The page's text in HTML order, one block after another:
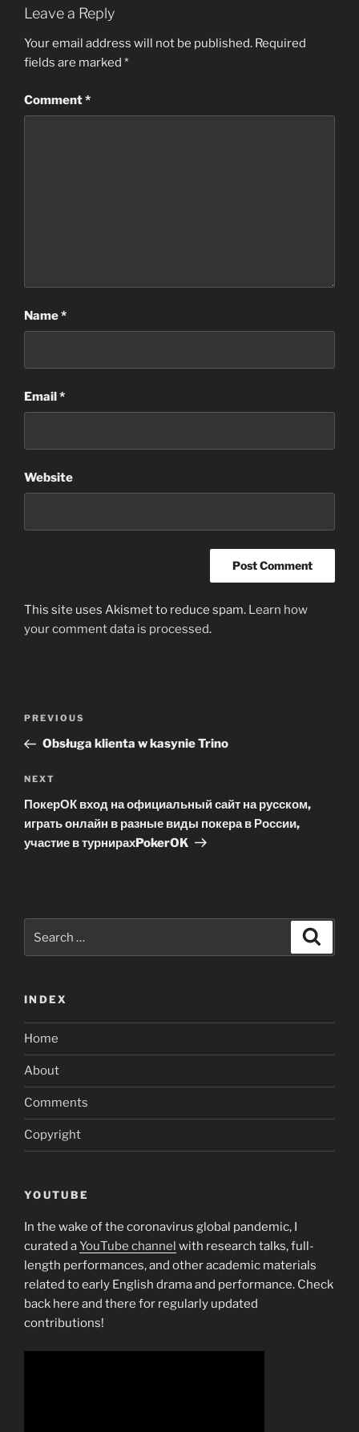
Leave a Reply
Your email address will not be published. Required
fields are marked *
Comment*
Name*
Email*
Website
This site uses Akismet to reduce spam. Learn how
your comment data is processed.
Previous
Post
PREVIOUS
Obsługa klienta w kasynie Trino
Next
Post
NEXT
ПокерОК вход на официальный сайт на русском,
играть онлайн в разные виды покера в России,
участие в турнирахPokerOK
for:
INDEX
Home
About
Comments
Copyright
YOUTUBE
In the wake of the coronavirus global pandemic, I
curated aYouTube channel with research talks, full-
length performances, and other academic materials
related to early English drama and performance. Check
back here and there for regularly updated
contributions!